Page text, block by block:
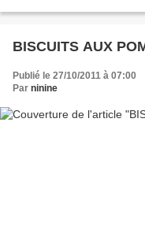
BISCUITS AUX
Publié le 27/10/2011 à 07:00
Par ninine